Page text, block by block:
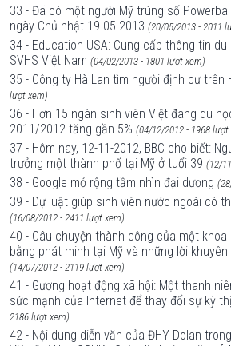
33 - Đã có một người Mỹ trúng số
ngày Chủ nhật 19-05-2013 (20/05/2013 - 2011
34 - Education USA: Cung cấp thông tin
SVHS Việt Nam (04/02/2013 - 1801 lượt xem)
35 - Công ty Hà Lan tìm người định cư trên
lượt xem)
36 - Hơn 15 ngàn sinh viên Việt đang du
2011/2012 tăng gần 5% (04/12/2012 - 1968 lượt
37 - Hôm nay, 12-11-2012, BBC cho biết:
trưởng một thành phố tại Mỹ ở tuổi 39 (12/
38 - Google mở rộng tầm nhìn đại dương
39 - Dự luật giúp sinh viên nước ngoài có
(16/08/2012 - 2411 lượt xem)
40 - Câu chuyện thành công của một
bằng phát minh tại Mỹ và những lời
(14/07/2012 - 2119 lượt xem)
41 - Gương hoạt động xã hội: Một thanh
sức mạnh của Internet để thay đổi sự kỳ
2186 lượt xem)
42 - Nội dung diễn văn của ĐHY Dolan